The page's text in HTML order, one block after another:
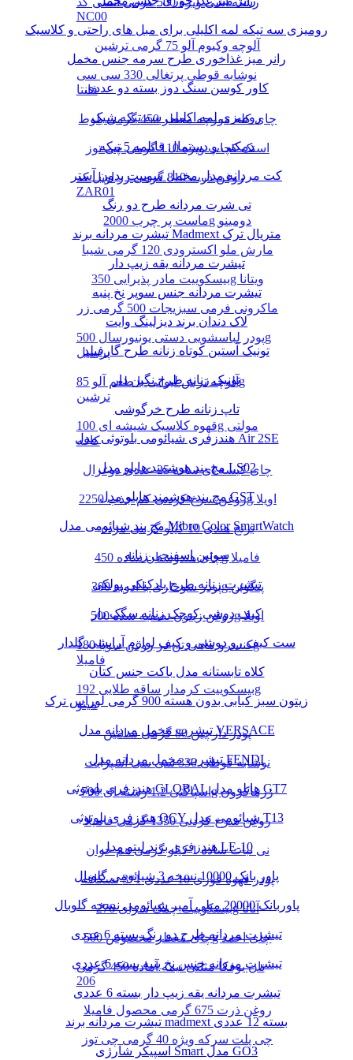
NC00
آلوچه وکیوم آلو 75 گرمی ترشین
نوشابه قوطی پرتغالی 330 سی سی
فانتا
چای کله مورچه معطر 450 گرمی بلوط
اسنک کچاپ ویژه 110 گرمی چی توز
روغن ذرت 810 گرمی زر اویل کد
ZAR01
ماست پر چرب 2000g دومینو
مارش ملو اکسترودی 120 گرمی شیبا
بیسکوییت مادر پذیرایی 350g ویتانا
ماکرونی فرمی سبزیجات 500 گرمی زر
پودر لباسشویی دستی یونیورسال 500g
پرسیل
آلوچه ترش لیوانی با طعم آلو 85g
ترشین
قهوه کلاسیک شیشه ای 100g مولتی
کافه
چای کیسه ای ساده 25 عددی دوغزال
روغن سرخ کردنی کم جذب 2250g اویلا
برنج هندی 10 کیلو گرمی مژده
چای هندوستان ساده 450g فامیلا
پودر سوخاری با ادویه 300g پنگوئن
روغن زیتون تصفیه شده 500g اویلا
کنسرو ماهی تن در روغن سویا 180g
فامیلا
بیسکوییت کرمدار ساقه طلایی 192g
مینو
پودر دارچین 80 گرمی سانتین
نوشابه قوطی 330 سی سی اسپرایت
اسپاگتی 1.2 رشته ای 700g زرماکرون
روغن سرخ کردنی 1350 گرمی فامیلا
نی نبات ساده 1 کیلو گرمی هم خوان
پودر قهوه فوری 10 عددی 1*3 نسکافه
بیسکوییت چمک سرای 276g آناتا
چای معطر مخصوص 500g چای احمد
نان یوفکا مثلثی نیمه آماده 450 گرمی
206
روغن ذرت 675 گرمی محصول فامیلا
چی پلت سرکه ویژه 40 گرمی چی توز
رومیزی سه تیکه لمه اکلیلی برای مبل های راحتی و کلاسیک
رانر میز غذاخوری طرح سرمه جنس مخمل
کاور کوسن سنگ دوز بسته دو عددی
رومیزی لمه اکلیلی سه تیکه شیک
دمکنی و دستمال قابلمه 5 تیکه
کت مردانه مدل مخمل سوییت بدون آستر
تی شرت مردانه طرح دو رنگ
تیشرت مردانه برند Madmext متریال ترک
تیشرت مردانه یقه زیپ دار
تیشرت مردانه جنس سوپر نخ پنبه
لاک دندان برند دیزلینگ وایت
تونیک آستین کوتاه زنانه طرح گارفیلد
تونیک زنانه طرح نگین دار
تاپ زنانه طرح خرگوشی
هندزفری شیائومی بلوتوثی مدل Air 2SE
مچ بند هوشمند هایلو مدل LS02
مچ بند هوشمند هایلو مدل GST
مچ بند شیائومی مدل Mibro Color SmartWatch
سوتین اسفنجی زنانه
تیشرت زنانه طرح بادکنکی پولکی
کیف دوشی کوچک زنانه سگک دار
ست کیف رو دوشی و کیف لوازم آرایشی گلدار
کلاه تابستانه مدل باکت جنس کتان
زیتون سبز کبابی بدون هسته 900 گرمی لوراس ترک
تیشرت مخمل مردانه مدل VERSACE
تیشرت مخمل مردانه مدل FENDI
هندزفری بلوتوثی GLOBAL هایلو مدل GT7
هندزفری بلوتوثی QCY شیائومی مدل T13
هندزفری برند لیتو مدل LE-10
پاور بانک 10000 نسخه 3 شیائومی گلوبال
پاوربانک 20000 میلی آمپر شیائومی نسخه گلوبال
تیشرت مردانه طرح دو رنگ بسته 6 عددی
تیشرت مردانه جنس نخ پنبه بسته 6 عددی
تیشرت مردانه یقه زیپ دار بسته 6 عددی
تیشرت مردانه برند madmext بسته 12 عددی
اسپیکر شارژی Smart مدل GO3